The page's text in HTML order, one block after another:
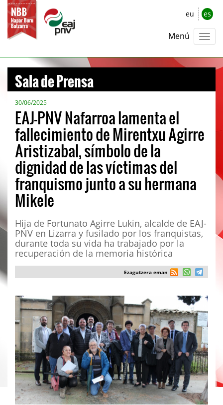
eu es
Menú
Sala de Prensa
30/06/2025
EAJ-PNV Nafarroa lamenta el
fallecimiento de Mirentxu Agirre
Aristizabal, símbolo de la
dignidad de las víctimas del
franquismo junto a su hermana
Mikele
Hija de Fortunato Agirre Lukin, alcalde de EAJ-
PNV en Lizarra y fusilado por los franquistas,
durante toda su vida ha trabajado por la
recuperación de la memoria histórica
Ezagutzera eman